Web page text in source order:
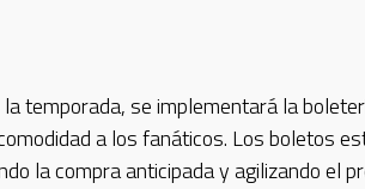
temporada, se implementará la
a los fanáticos. Los boletos
la compra anticipada y agilizando el